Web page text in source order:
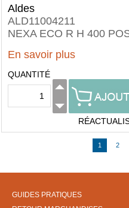
Aldes
ALD11004211
NEXA ECO R H 400
En savoir plus
QUANTITÉ
1 2
GUIDES PRATIQUES